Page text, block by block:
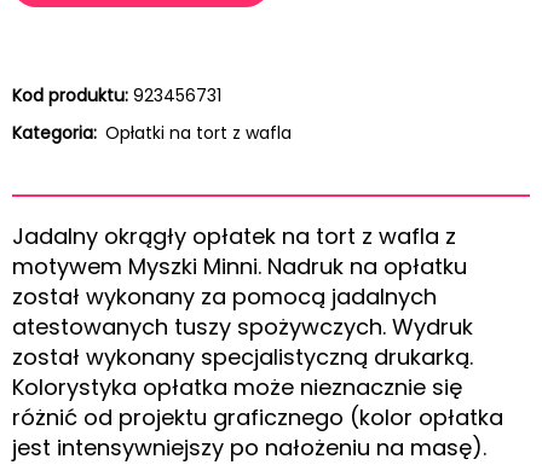
Kod produktu: 923456731
Kategoria: Opłatki na tort z wafla
Jadalny okrągły opłatek na tort z wafla z
motywem Myszki Minni. Nadruk na opłatku
został wykonany za pomocą jadalnych
atestowanych tuszy spożywczych. Wydruk
został wykonany specjalistyczną drukarką.
Kolorystyka opłatka może nieznacznie się
różnić od projektu graficznego (kolor opłatka
jest intensywniejszy po nałożeniu na masę).